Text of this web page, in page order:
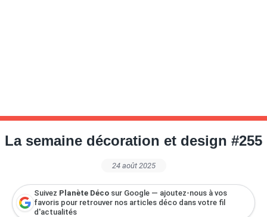
La semaine décoration et design #255
24 août 2025
Suivez Planète Déco sur Google — ajoutez-nous à vos
favoris pour retrouver nos articles déco dans votre fil
d'actualités